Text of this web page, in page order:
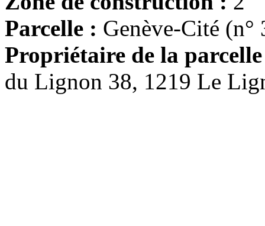
Parcelle : Genève-Cité (n°
Propriétaire de la
du Lignon 38, 1219 Le